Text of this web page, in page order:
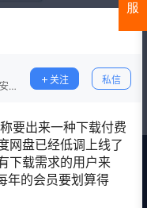
关注 私信
要出来一种下载付费
网盘已经低调上线了
下载需求的用户来
年的会员要划算得
服